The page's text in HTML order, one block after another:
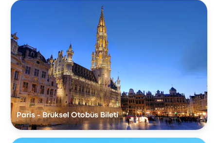
Paris - Brüksel Otobüs Bileti